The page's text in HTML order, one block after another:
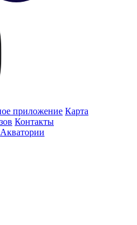
приложение Карта
Контакты
Акватории